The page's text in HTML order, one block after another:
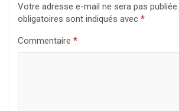
Votre adresse e-mail ne sera pas publiée.
obligatoires sont indiqués avec *
Commentaire *